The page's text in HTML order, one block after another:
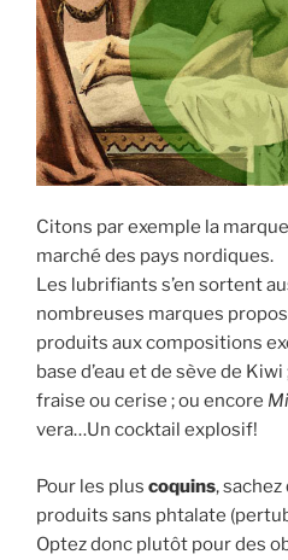
Citons par exemple la marque
marché des pays nordiques.
Les lubrifiants s’en sortent
nombreuses marques
produits aux compositions
base d’eau et de sève de
fraise ou cerise ; ou encore
vera…Un cocktail explosif!
Pour les plus coquins,
produits sans phtalate
Optez donc plutôt pour des